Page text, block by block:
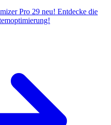
Pro 29 neu! Entdecke die